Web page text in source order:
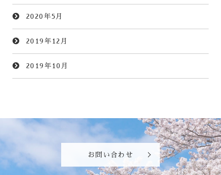
2020年5月
2019年12月
2019年10月
お問い合わせ